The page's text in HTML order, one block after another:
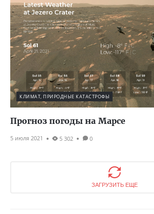
КЛИМАТ, ПРИРОДНЫЕ КАТАСТРОФЫ
Прогноз погоды на Марсе
5 июля 2021 5 302 0
ЗАГРУЗИТЬ ЕЩЕ